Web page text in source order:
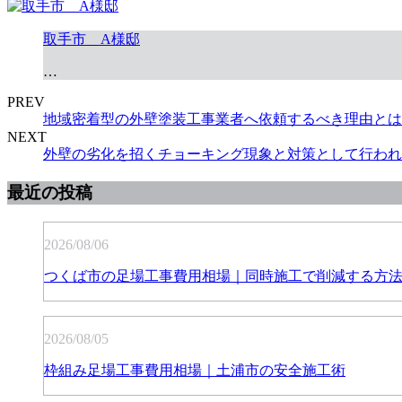
取手市 A様邸
…
PREV
地域密着型の外壁塗装工事業者へ依頼するべき理由とは
NEXT
外壁の劣化を招くチョーキング現象と対策として行わ
最近の投稿
2026/08/06
つくば市の足場工事費用相場｜同時施工で削減する方法
2026/08/05
枠組み足場工事費用相場｜土浦市の安全施工術